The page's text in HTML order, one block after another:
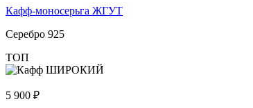
Кафф-моносерьга ЖГУТ
Серебро 925
ТОП
5 900 ₽